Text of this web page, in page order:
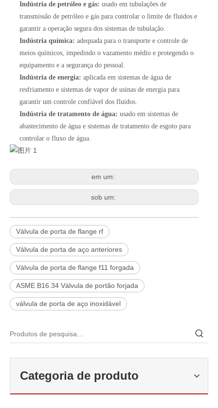
Indústria de petróleo e gás: usado em tubulações de
transmissão de petróleo e gás para controlar o limite de fluidos e
garantir a operação segura dos sistemas de tubulação.
Indústria química: adequada para o transporte e controle de
meios químicos, impedindo o vazamento médio e protegendo o
equipamento e a segurança do pessoal.
Indústria de energia: aplicada em sistemas de água de
resfriamento e sistemas de vapor de usinas de energia para
garantir um controle confiável dos fluidos.
Indústria de tratamento de água: usado em sistemas de
abastecimento de água e sistemas de tratamento de esgoto para
controlar o fluxo de água.
em um:
sob um:
Válvula de porta de flange rf
Válvula de porta de aço anteriores
Válvula de porta de flange f11 forgada
ASME B16.34 Válvula de portão forjada
válvula de porta de aço inoxidável
Categoria de produto
J-VALVES fabrica válvula de esfera de alta temperatura em aço